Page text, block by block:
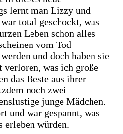
lernt man Lizzy und
total geschockt, was
Leben schon alles
vom Tod
und doch haben sie
verloren, was ich große
das Beste aus ihrer
noch zwei
junge Mädchen.
und war gespannt, was
erleben würden.